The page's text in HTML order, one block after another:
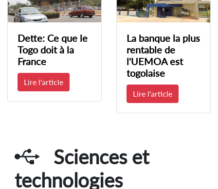
Dette: Ce que le
Togo doit à la
France
Lire l'article
La banque la plus
rentable de
l'UEMOA est
togolaise
Lire l'article
Sciences et
technologies